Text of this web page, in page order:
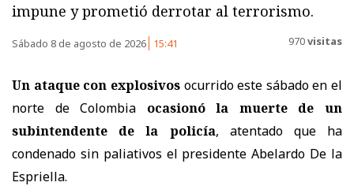
impune y prometió derrotar al terrorismo.
Sábado 8 de agosto de 2026 15:41 970visitas
Un ataque con explosivosocurrido este sábado en el
norte de Colombia ocasionó la muerte de un
subintendente de la policía, atentado que ha
condenado sin paliativos el presidente Abelardo De la
Espriella.